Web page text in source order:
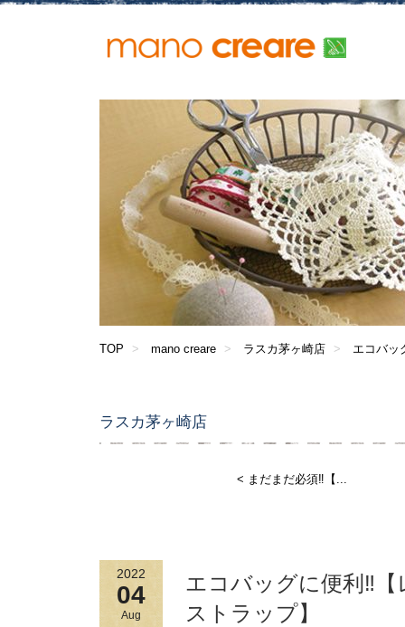
TOP mano creare ラスカ茅ヶ崎店 エコバッ
ラスカ茅ヶ崎店
< まだまだ必須‼︎【...
2022
04
Aug
エコバッグに便利‼︎
ストラップ】